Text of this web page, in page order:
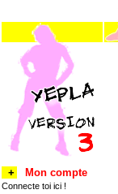
+ Mon compte
Connecte toi ici !